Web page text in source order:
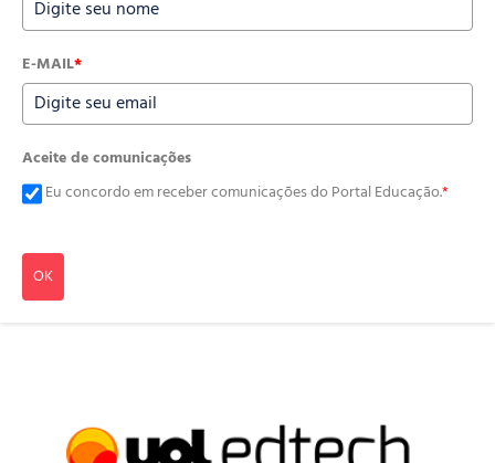
E-MAIL*
Aceite de comunicações
Eu concordo em receber comunicações do Portal Educação.*
OK